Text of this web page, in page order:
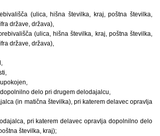
(ulica, hišna številka, kraj, poštna številka,
države, država),
(ulica, hišna številka, kraj, poštna številka,
države, država),
delo pri drugem delodajalcu,
(in matična številka), pri katerem delavec opravlja
pri katerem delavec opravlja dopolnilno delo
številka, kraj);